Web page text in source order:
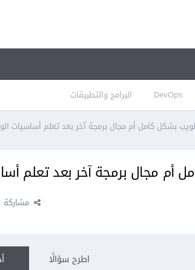
DevOps البرامج والتطبيقات
بشكل كامل أم مجال برمجة آخر بعد تعلم أساسيات
مجال برمجة آخر بعد تعلم
مشاركة
اطرح سؤالًا